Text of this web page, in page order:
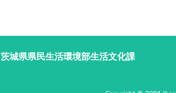
茨城県県民生活環境部生活文化課